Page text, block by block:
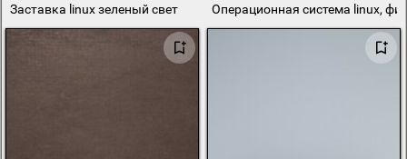
Заставка linux зеленый свет Операционная система linux,